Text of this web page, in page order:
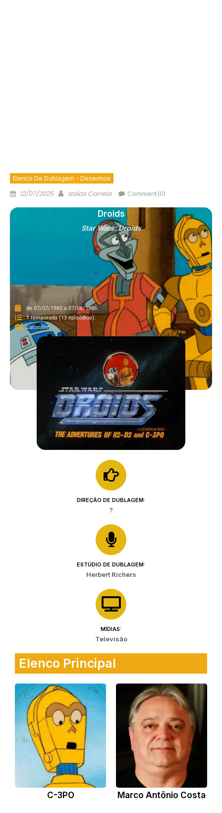
Elenco De Dublagem - Desenhos
12/07/2025 Izaías Correia Comment(0)
Star Wars: Droids
Droids
de 07/07/1985 a 07/06/1986.
1 temporada (13 episódios).
Lucasfilm
DIREÇÃO DE DUBLAGEM:
?
ESTÚDIO DE DUBLAGEM:
Herbert Richers
MÍDIAS:
Televisão
Elenco Principal
C-3PO Marco Antônio Costa